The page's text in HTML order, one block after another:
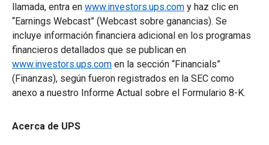
llamada, entra en www.investors.ups.com y haz clic en
“Earnings Webcast” (Webcast sobre ganancias). Se
incluye información financiera adicional en los programas
financieros detallados que se publican en
www.investors.ups.com en la sección “Financials”
(Finanzas), según fueron registrados en la SEC como
anexo a nuestro Informe Actual sobre el Formulario 8-K.
Acerca de UPS